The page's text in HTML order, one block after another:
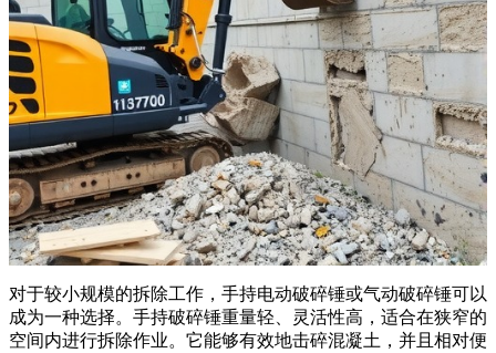
对于较小规模的拆除工作，手持电动破碎锤或气动破碎锤可以
成为一种选择。手持破碎锤重量轻、灵活性高，适合在狭窄的
空间内进行拆除作业。它能够有效地击碎混凝土，并且相对便